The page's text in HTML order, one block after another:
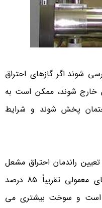
شوند.اگر گازهای احتراق
خارج شوند، ممکن است به
پخش شوند و شرایط
راندمان احتراق مشعل
انجام دهد. حداکثر راندمان بویلرهای معمولی تقریباً 85 درصد
کم است و سوخت بیشتری می